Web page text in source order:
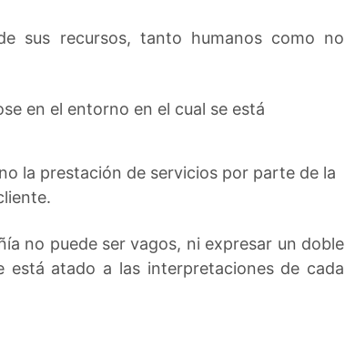
sus recursos, tanto humanos como no
en el entorno en el cual se está
la prestación de servicios por parte de la
no puede ser vagos, ni expresar un doble
atado a las interpretaciones de cada